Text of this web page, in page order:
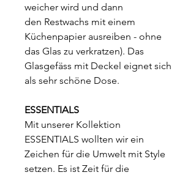
weicher wird und dann
den Restwachs mit einem
Küchenpapier ausreiben - ohne
das Glas zu verkratzen). Das
Glasgefäss mit Deckel eignet sich
als sehr schöne Dose.
ESSENTIALS
Mit unserer Kollektion
ESSENTIALS wollten wir ein
Zeichen für die Umwelt mit Style
setzen. Es ist Zeit für die